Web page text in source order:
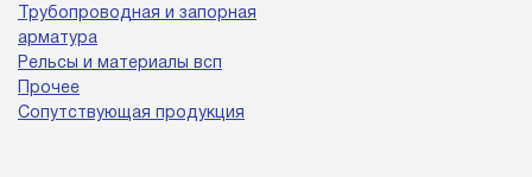
Трубопроводная и запорная
арматура
Рельсы и материалы всп
Прочее
Сопутствующая продукция